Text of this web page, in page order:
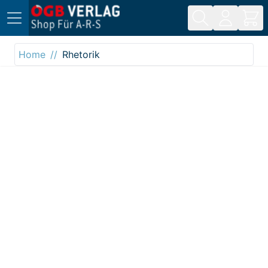
Direkt zum Inhalt
Home
Rhetorik